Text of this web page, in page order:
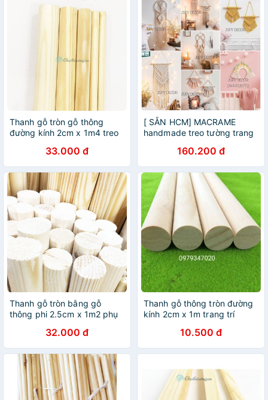
Thanh gỗ tròn gỗ thông
đường kính 2cm x 1m4 treo
handmade, decor
33.000 đ
[ SẴN HCM] MACRAME
handmade treo tường trang
homestay, quà tặng độc đáo
160.200 đ
Thanh gỗ tròn bằng gỗ
thông phi 2.5cm x 1m2 phụ
decor, treo đồ32.000 đ
Thanh gỗ thông tròn đường
kính 2cm x 1m trang trí
10.500 đ